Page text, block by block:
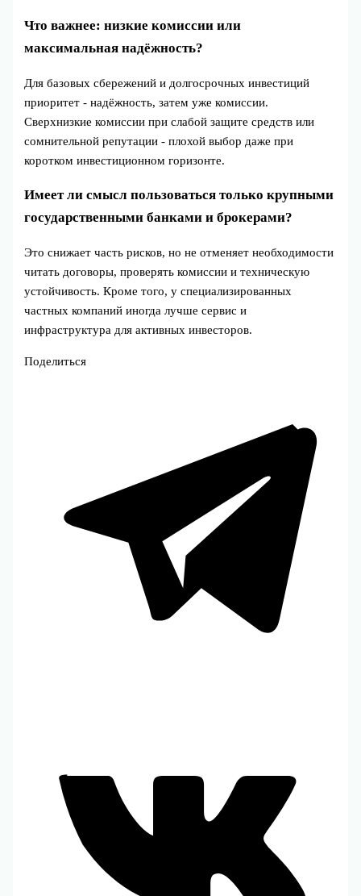
Что важнее: низкие комиссии или
максимальная надёжность?
Для базовых сбережений и долгосрочных инвестиций
приоритет - надёжность, затем уже комиссии.
Сверхнизкие комиссии при слабой защите средств или
сомнительной репутации - плохой выбор даже при
коротком инвестиционном горизонте.
Имеет ли смысл пользоваться только крупными
государственными банками и брокерами?
Это снижает часть рисков, но не отменяет необходимости
читать договоры, проверять комиссии и техническую
устойчивость. Кроме того, у специализированных
частных компаний иногда лучше сервис и
инфраструктура для активных инвесторов.
Поделиться